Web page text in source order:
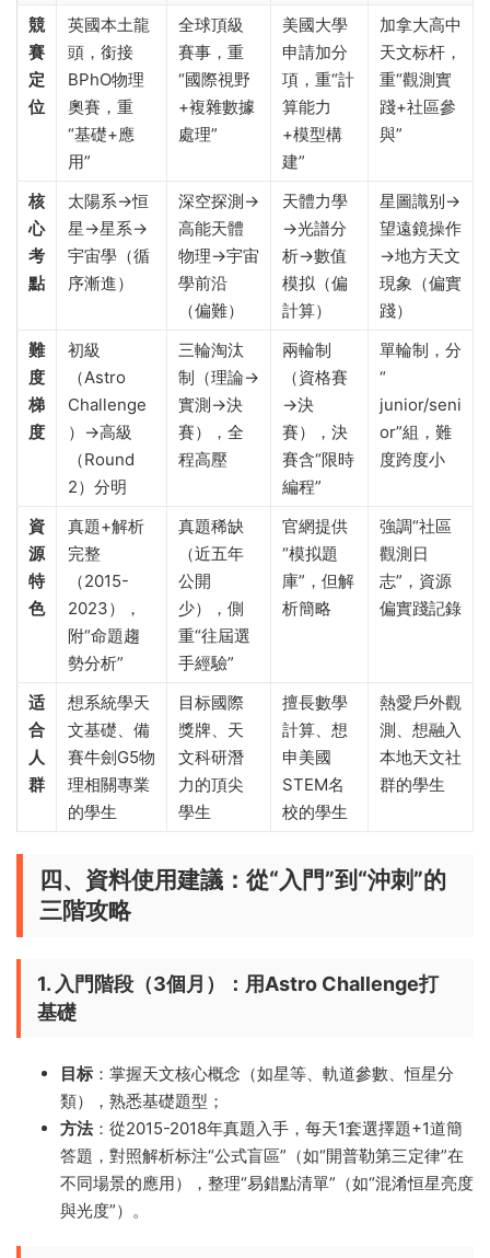
競
賽
定
位
英國本土龍
頭，銜接
BPhO物理
奧賽，重
“基礎+應
用”
全球頂級
賽事，重
“國際視野
+複雜數據
處理”
美國大學
申請加分
項，重“計
算能力
+模型構
建”
加拿大高中
天文标杆，
重“觀測實
踐+社區參
與”
核
心
考
點
太陽系→恒
星→星系→
宇宙學（循
序漸進）
深空探測→
高能天體
物理→宇宙
學前沿
（偏難）
天體力學
→光譜分
析→數值
模拟（偏
計算）
星圖識别→
望遠鏡操作
→地方天文
現象（偏實
踐）
難
度
梯
度
初級
（Astro
Challenge
）→高級
（Round
2）分明
三輪淘汰
制（理論→
實測→決
賽），全
程高壓
兩輪制
（資格賽
→決
賽），決
賽含“限時
編程”
單輪制，分
“
junior/seni
or”組，難
度跨度小
資
源
特
色
真題+解析
完整
（2015-
2023），
附“命題趨
勢分析”
真題稀缺
（近五年
公開
少），側
重“往屆選
手經驗”
官網提供
“模拟題
庫”，但解
析簡略
強調“社區
觀測日
志”，資源
偏實踐記錄
适
合
人
群
想系統學天
文基礎、備
賽牛劍G5物
理相關專業
的學生
目标國際
獎牌、天
文科研潛
力的頂尖
學生
擅長數學
計算、想
申美國
STEM名
校的學生
熱愛戶外觀
測、想融入
本地天文社
群的學生
四、資料使用建議：從“入門”到“沖刺”的
三階攻略
1. 入門階段（3個月）：用Astro Challenge打
基礎
目标 ：掌握天文核心概念（如星等、軌道參數、恒星分
類），熟悉基礎題型；
方法：從2015-2018年真題入手，每天1套選擇題+1道簡
答題，對照解析标注“公式盲區”（如“開普勒第三定律”在
不同場景的應用），整理“易錯點清單”（如“混淆恒星亮度
與光度”）。